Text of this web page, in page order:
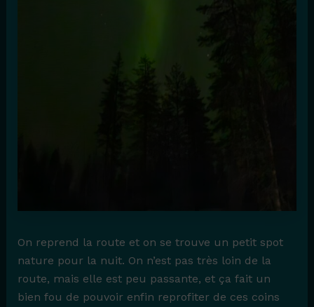
On reprend la route et on se trouve un petit spot
nature pour la nuit. On n’est pas très loin de la
route, mais elle est peu passante, et ça fait un
bien fou de pouvoir enfin reprofiter de ces coins